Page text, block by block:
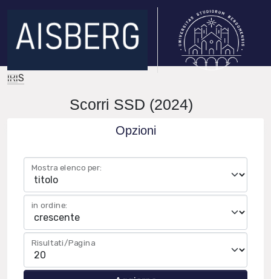
IRIS
Scorri SSD (2024)
Opzioni
Mostra elenco per:
in ordine:
Risultati/Pagina